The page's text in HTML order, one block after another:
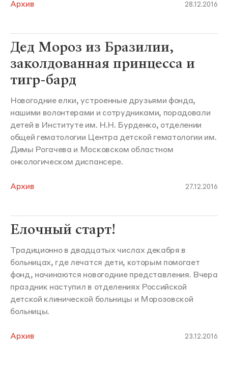
Архив 28.12.2016
Дед Мороз из Бразилии,
заколдованная принцесса и
тигр-бард
Новогодние елки, устроенные друзьями фонда,
нашими волонтерами и сотрудниками, порадовали
детей в Институте им. Н.Н. Бурденко, отделении
общей гематологии Центра детской гематологии им.
Димы Рогачева и Московском областном
онкологическом диспансере.
Архив 27.12.2016
Елочный старт!
Традиционно в двадцатых числах декабря в
больницах, где лечатся дети, которым помогает
фонд, начинаются новогодние представления. Вчера
праздник наступил в отделениях Российской
детской клинической больницы и Морозовской
больницы.
Архив 23.12.2016